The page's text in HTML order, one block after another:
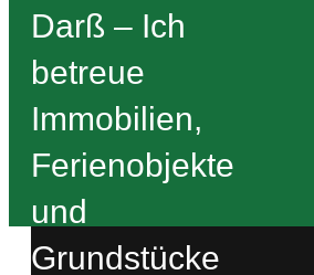
Darß – Ich
betreue
Immobilien,
Ferienobjekte
und
Grundstücke